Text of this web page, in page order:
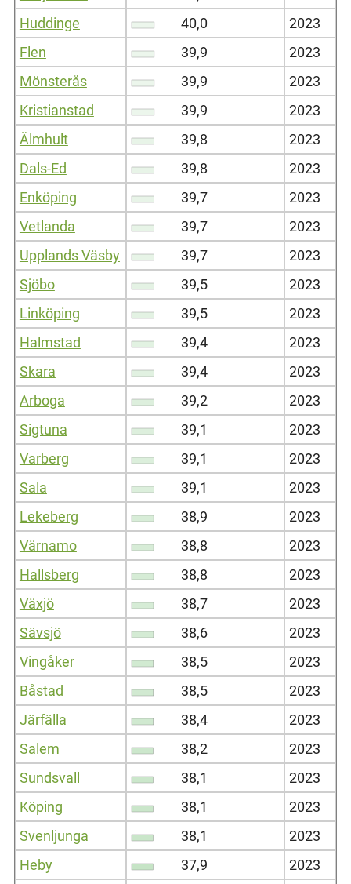
Huddinge
40,0
2023
Flen
39,9
2023
Mönsterås
39,9
2023
Kristianstad
39,9
2023
Älmhult
39,8
2023
Dals-Ed
39,8
2023
Enköping
39,7
2023
Vetlanda
39,7
2023
Upplands Väsby
39,7
2023
Sjöbo
39,5
2023
Linköping
39,5
2023
Halmstad
39,4
2023
Skara
39,4
2023
Arboga
39,2
2023
Sigtuna
39,1
2023
Varberg
39,1
2023
Sala
39,1
2023
Lekeberg
38,9
2023
Värnamo
38,8
2023
Hallsberg
38,8
2023
Växjö
38,7
2023
Sävsjö
38,6
2023
Vingåker
38,5
2023
Båstad
38,5
2023
Järfälla
38,4
2023
Salem
38,2
2023
Sundsvall
38,1
2023
Köping
38,1
2023
Svenljunga
38,1
2023
Heby
37,9
2023